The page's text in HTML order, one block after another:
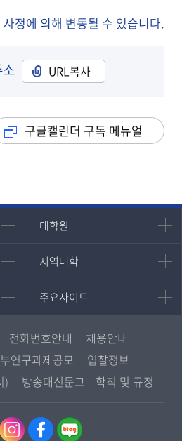
정에 의해 변동될 수 있습니다.
URL복사
구글캘린더 구독 메뉴얼
대학원
대학원
대학원
경영대학원
지역대학
지역대학
지역대학 포털
서울지역대학
대구경북지역대학
인천지역대학
광주전남지역대학
울산지역대학
주요사이트
주요사이트
멘토링
진로심리상담
교육정보화본부
국립대학육성사업
전화번호안내
채용안내
연구과제공모
입찰정보
)
방송대신문고 학칙 및 규정